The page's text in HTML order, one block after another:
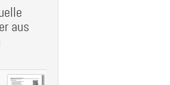
aus